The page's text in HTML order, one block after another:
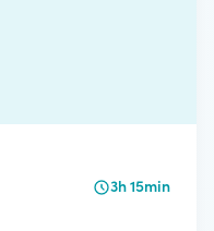
3h 15min